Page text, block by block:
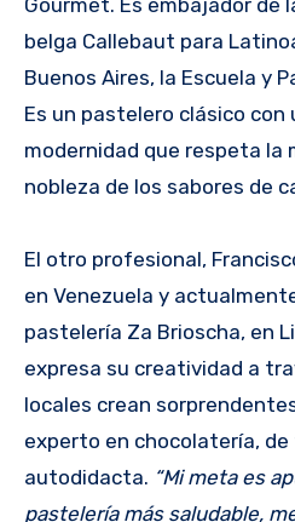
Gourmet. Es embajador de
belga Callebaut para
Buenos Aires, la Escuela y
Es un pastelero clásico con
modernidad que respeta la
nobleza de los sabores de
El otro profesional,
en Venezuela y
pastelería Za Brioscha, en
expresa su creatividad a
locales crean
experto en chocolatería,
autodidacta. “Mi meta es
pastelería más saludable,